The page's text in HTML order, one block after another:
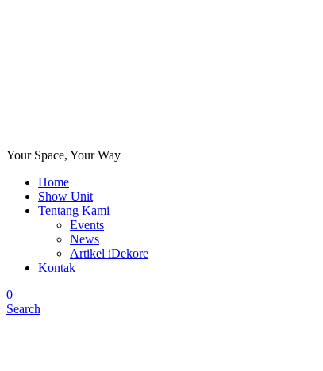
Your Space, Your Way
Home
Show Unit
Tentang Kami
Events
News
Artikel iDekore
Kontak
0
Search